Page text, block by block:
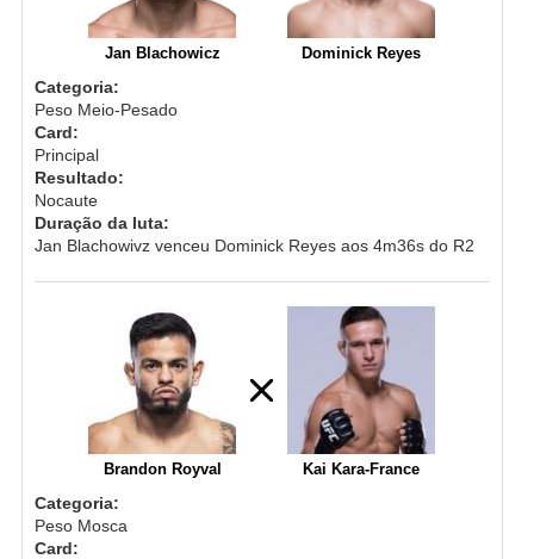
Jan Blachowicz Dominick Reyes
Categoria:
Peso Meio-Pesado
Card:
Principal
Resultado:
Nocaute
Duração da luta:
Jan Blachowivz venceu Dominick Reyes aos 4m36s do R2
Brandon Royval Kai Kara-France
Categoria:
Peso Mosca
Card: